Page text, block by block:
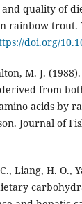
quality of
rainbow trout.
doi.org/
M. J.
from
acids by
Journal of
Liang, H. O.,